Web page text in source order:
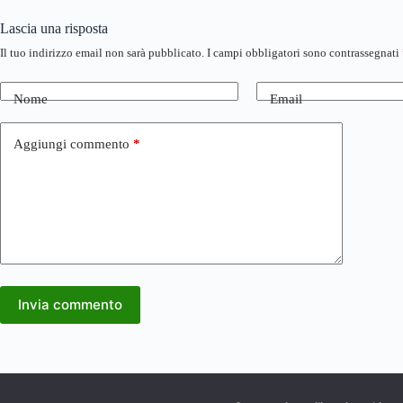
Lascia una risposta
Il tuo indirizzo email non sarà pubblicato. I campi obbligatori sono contrassegnati
Nome Email
Aggiungi commento *
Invia commento